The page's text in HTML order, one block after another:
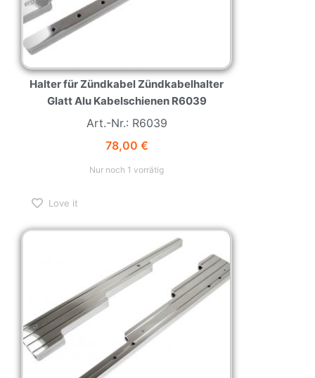
Halter für Zündkabel Zündkabelhalter
Glatt Alu Kabelschienen R6039
Art.-Nr.: R6039
78,00 €
Nur noch 1 vorrätig
Love it